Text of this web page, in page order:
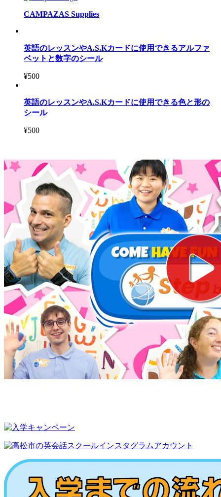
CAMPAZAS Supplies
英語のレッスンやA.S.Kカードに使用できるアルファ
ベットと数字のシール
¥500
英語のレッスンやA.S.Kカードに使用できる色と形の
シール
¥500